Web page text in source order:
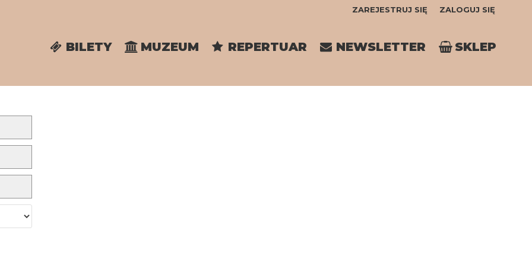
ZAREJESTRUJ SIĘ ZALOGUJ SIĘ
0,00
BILETY MUZEUM REPERTUAR NEWSLETTER SKLEP